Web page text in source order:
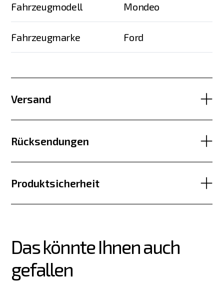
Fahrzeugmodell Mondeo
Fahrzeugmarke Ford
Versand
Rücksendungen
Produktsicherheit
Das könnte Ihnen auch
gefallen